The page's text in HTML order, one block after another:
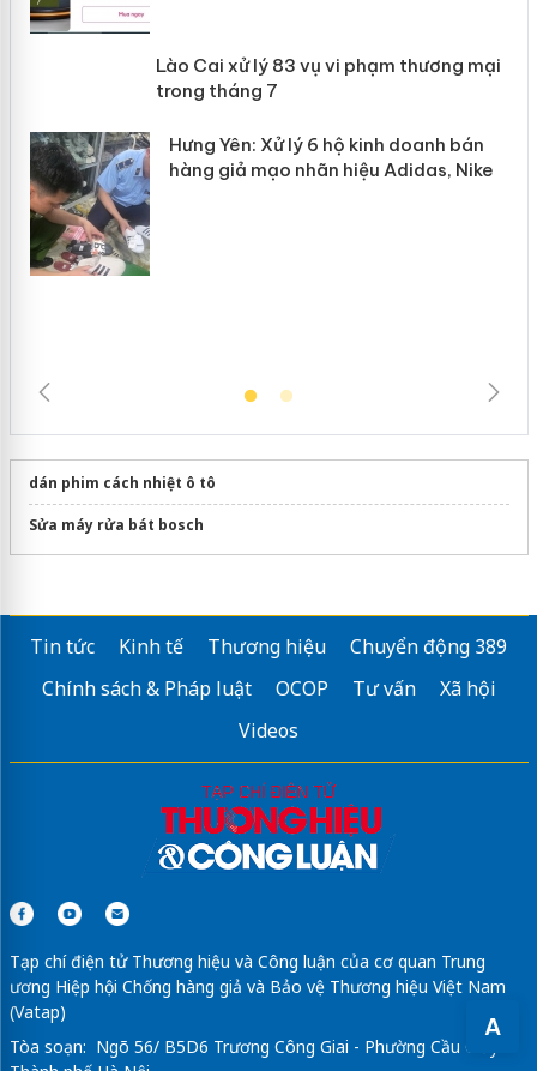
A
Lào Cai xử lý 83 vụ vi phạm thương
mại trong tháng 7
dán phim cách nhiệt ô tô
Sửa máy rửa bát bosch
Tin tức Kinh tế Thương hiệu
Chuyển động 389
Chính sách & Pháp luật
OCOP Tư vấn
Xã hội
Videos
Tạp chí điện tử Thương hiệu và Công luận của cơ quan Trung
ương Hiệp hội Chống hàng giả và Bảo vệ Thương hiệu Việt Nam
(Vatap)
Tòa soạn: Ngõ 56/ B5D6 Trương Công Giai - Phường Cầu Giấy -